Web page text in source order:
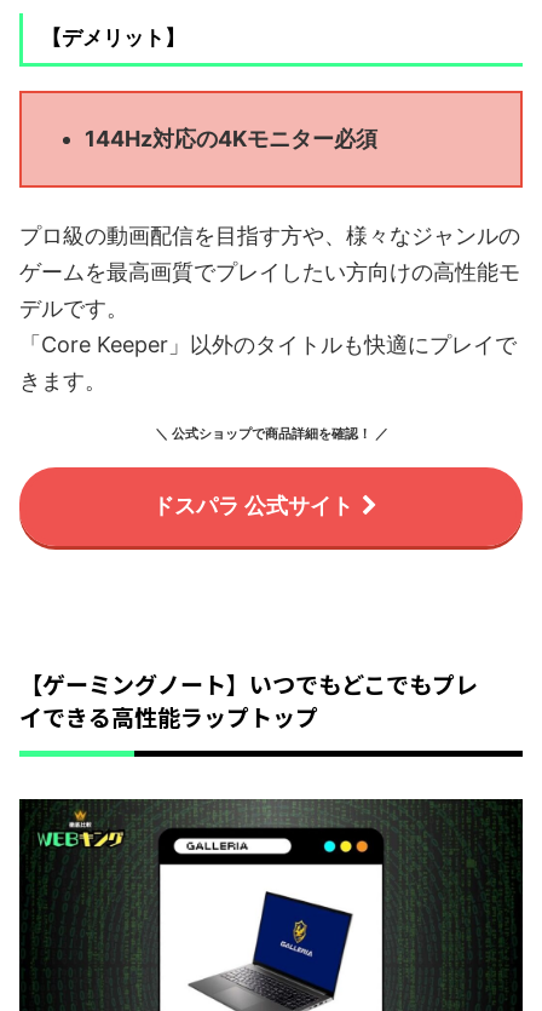
【デメリット】
144Hz対応の4Kモニター必須
プロ級の動画配信を目指す方や、様々なジャンルの
ゲームを最高画質でプレイしたい方向けの高性能モ
デルです。
「Core Keeper」以外のタイトルも快適にプレイで
きます。
＼ 公式ショップで商品詳細を確認！ ／
ドスパラ 公式サイト
【ゲーミングノート】いつでもどこでもプレ
イできる高性能ラップトップ